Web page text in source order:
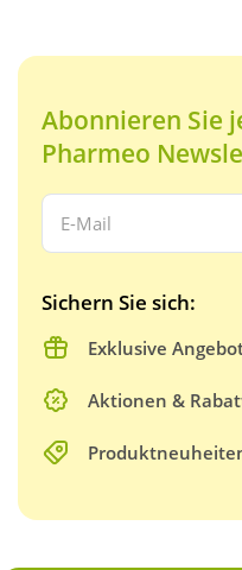
Abonnieren Sie
Pharmeo
Ihre E-Mail Adresse:
Sichern Sie sich:
Exklusive
Aktionen &